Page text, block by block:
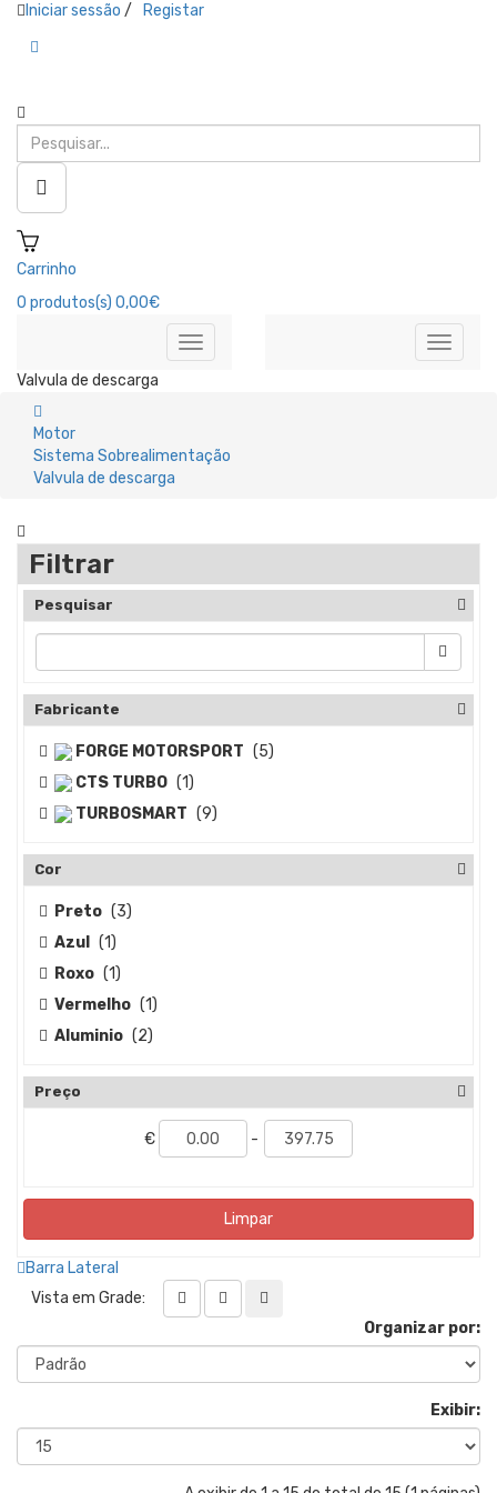
Iniciar sessão / Registar
Carrinho
0 produtos(s) 0,00€
Valvula de descarga
Motor
Sistema Sobrealimentação
Valvula de descarga
Filtrar
Pesquisar
Fabricante
FORGE MOTORSPORT (5)
CTS TURBO (1)
TURBOSMART (9)
Cor
Preto (3)
Azul
(1)
Roxo (1)
Vermelho (1)
Aluminio (2)
Preço
€ -
Limpar
Barra Lateral
Vista em Grade:
Organizar por:
Exibir: